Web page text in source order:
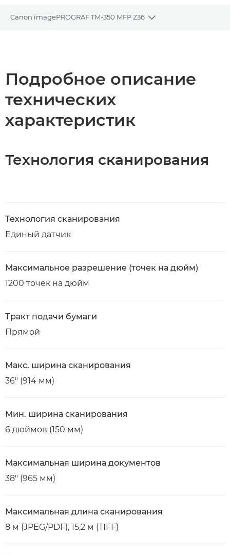
Canon imagePROGRAF TM-350 MFP Z36
Toggle breadcrumbs
Подробное описание
технических
характеристик
Технология сканирования
Технология сканирования
Единый датчик
Максимальное разрешение (точек на дюйм)
1200 точек на дюйм
Тракт подачи бумаги
Прямой
Макс. ширина сканирования
36" (914 мм)
Мин. ширина сканирования
6 дюймов (150 мм)
Максимальная ширина документов
38" (965 мм)
Максимальная длина сканирования
8 м (JPEG/PDF), 15,2 м (TIFF)